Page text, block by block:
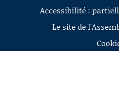
Accessibilité :
Le site de